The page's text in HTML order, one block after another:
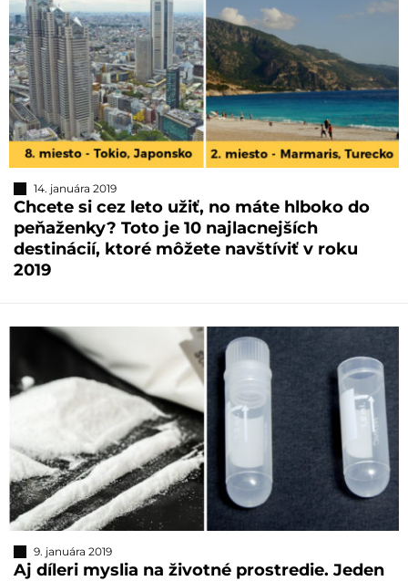
14. januára 2019
Chcete si cez leto užiť, no máte hlboko do
peňaženky? Toto je 10 najlacnejších
destinácií, ktoré môžete navštíviť v roku
2019
9. januára 2019
Aj díleri myslia na životné prostredie. Jeden